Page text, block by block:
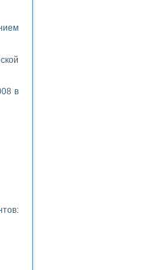
Н.И. Лобачевского
в